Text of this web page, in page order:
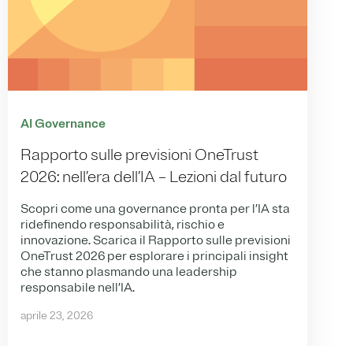
AI Governance
Rapporto sulle previsioni OneTrust
2026: nell’era dell’IA – Lezioni dal futuro
Scopri come una governance pronta per l’IA sta
ridefinendo responsabilità, rischio e
innovazione. Scarica il Rapporto sulle previsioni
OneTrust 2026 per esplorare i principali insight
che stanno plasmando una leadership
responsabile nell’IA.
aprile 23, 2026